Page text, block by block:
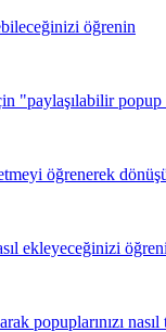
öğrenin
"paylaşılabilir
öğrenerek
ekleyeceğinizi
popuplarınızı